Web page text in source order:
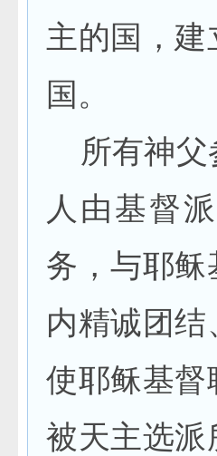
主的国，
国。
所有神父
人由基督
务，与耶
内精诚团
使耶稣基督
被天主选派